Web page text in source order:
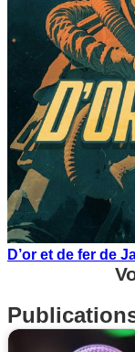
D’or et de fer de